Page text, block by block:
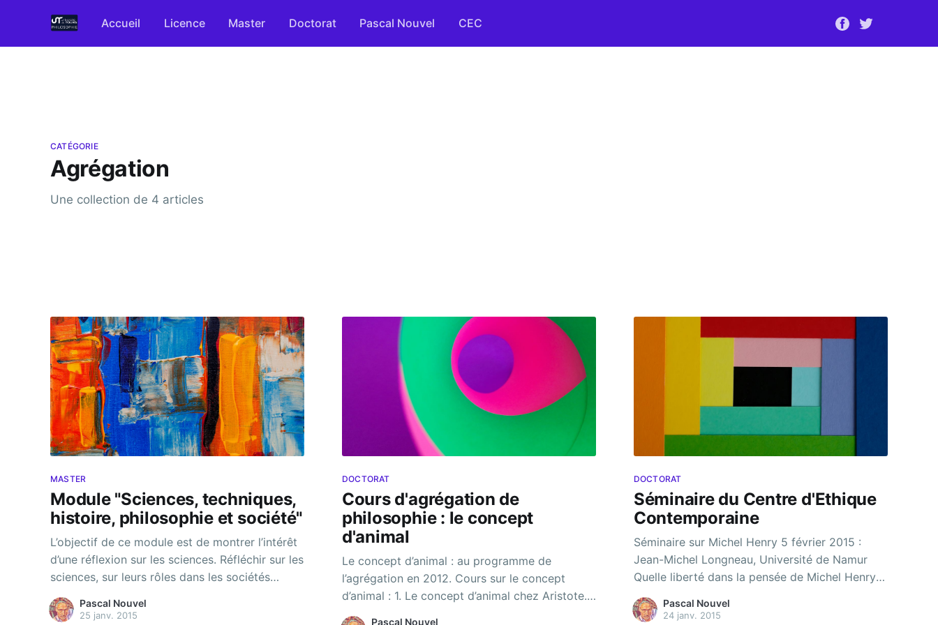
Accueil Licence Master Doctorat Pascal Nouvel CEC
CATÉGORIE
Agrégation
Une collection de 4 articles
MASTER
Module "Sciences, techniques,
histoire, philosophie et société"
L’objectif de ce module est de montrer l’intérêt
d’une réflexion sur les sciences. Réfléchir sur les
sciences, sur leurs rôles dans les sociétés
contemporaines, sur leurs conséquences sur la
vie humaine, constitue un complément
Pascal Nouvel
25 janv. 2015
DOCTORAT
Cours d'agrégation de
philosophie : le concept
d'animal
Le concept d’animal : au programme de
l’agrégation en 2012. Cours sur le concept
d’animal : 1. Le concept d’animal chez Aristote.
2. Le concept d’animal chez Buffon 3. Le
Pascal Nouvel
DOCTORAT
Séminaire du Centre d'Ethique
Contemporaine
Séminaire sur Michel Henry 5 février 2015 :
Jean-Michel Longneau, Université de Namur
Quelle liberté dans la pensée de Michel Henry ?
*** 5 mars 2015 : Grégori Jean Université
Catholique de Louvain le vitalisme
Pascal Nouvel
24 janv. 2015